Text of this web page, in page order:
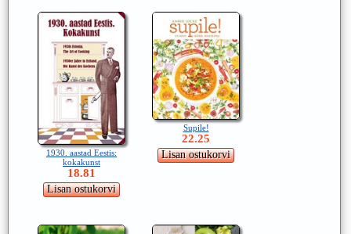
1930. aastad Eestis:
kokakunst
18.81
Supile!
22.25